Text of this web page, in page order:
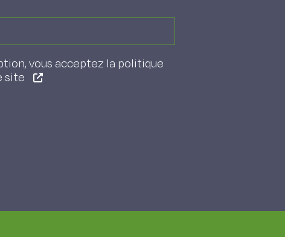
vous acceptez la politique
site